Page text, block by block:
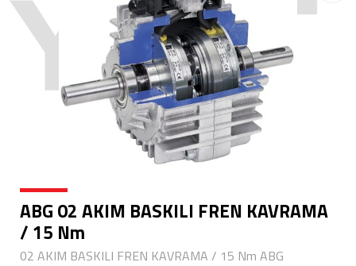
ABG 02 AKIM BASKILI FREN KAVRAMA
/ 15 Nm
02 AKIM BASKILI FREN KAVRAMA / 15 Nm ABG